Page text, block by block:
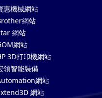
惠機械網站
網站
網站
網站
3D打印機網站
領智能裝備
網站
網站